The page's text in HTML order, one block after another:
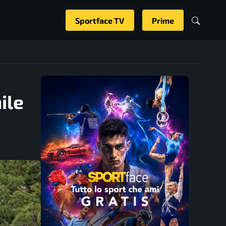
Sportface TV Prime